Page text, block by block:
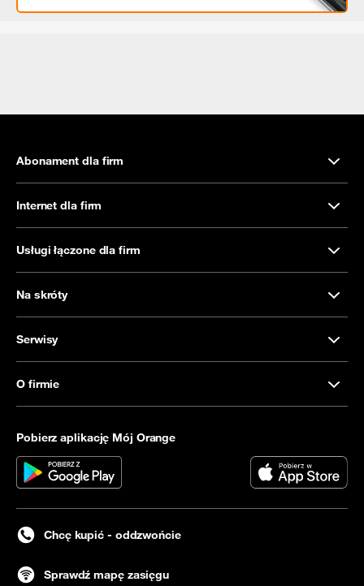
Abonament dla firm
Internet dla firm
Usługi łączone dla firm
Na skróty
Serwisy
O firmie
Pobierz aplikację Mój Orange
Chcę kupić - oddzwońcie
Sprawdź mapę zasięgu